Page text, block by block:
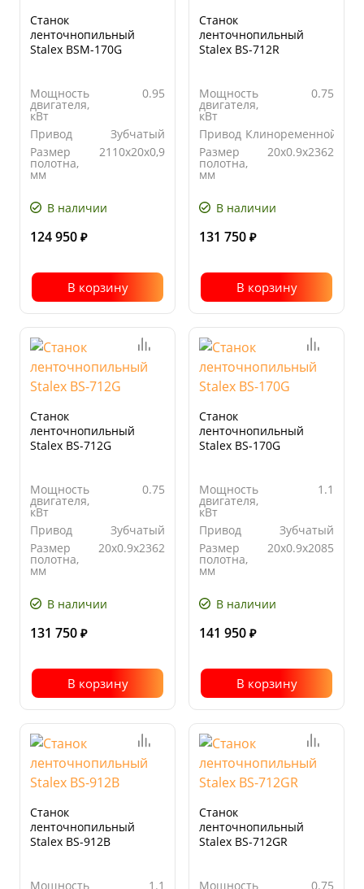
Станок
ленточнопильный
Stalex BSМ-170G
Мощность
двигателя,
кВт
0.95
Привод
Зубчатый
Размер
полотна,
мм
2110х20х0,9
движения
полотна, м/
В наличии
124 950 ₽
В корзину
Станок
ленточнопильный
Stalex BS-712R
Мощность
двигателя,
кВт
0.75
Привод Клиноременной
Размер
полотна,
мм
20x0.9x2362
поворота
В наличии
131 750 ₽
В корзину
Станок
ленточнопильный
Stalex BS-712G
Мощность
двигателя,
кВт
0.75
Привод
Зубчатый
Размер
полотна,
мм
20x0.9x2362
поворота
В наличии
131 750 ₽
В корзину
Станок
ленточнопильный
Stalex BS-170G
Мощность
двигателя,
кВт
1.1
Привод
Зубчатый
Размер
полотна,
мм
20x0.9x2085
поворота
В наличии
141 950 ₽
В корзину
Станок
ленточнопильный
Stalex BS-912B
Мощность 1.1
Станок
ленточнопильный
Stalex BS-712GR
Мощность 0.75